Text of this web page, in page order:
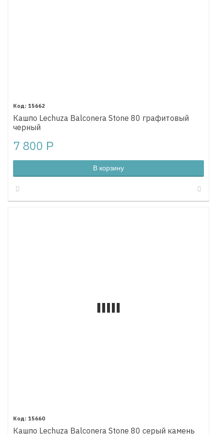
15662
Кашпо Lechuza Balconera Stone 80 графитовый
черный
7 800 Р
В корзину
15660
Кашпо Lechuza Balconera Stone 80 серый камень